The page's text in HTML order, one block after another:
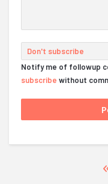
Notify me of followup
subscribe without